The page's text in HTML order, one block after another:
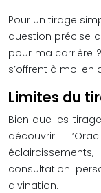
Pour un tirage
question précise
pour ma carrière
s’offrent à moi en
Limites du
Bien que les
découvrir
consultation
divination.